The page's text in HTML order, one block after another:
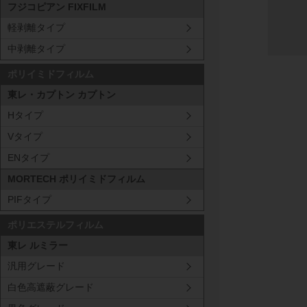
フジコピアン FIXFILM
軽剥離タイプ
中剥離タイプ
東レ・カプトン カプトン
Hタイプ
Vタイプ
ENタイプ
MORTECH ポリイミドフィルム
PIFタイプ
東レ ルミラー
汎用グレード
白色高遮蔽グレード